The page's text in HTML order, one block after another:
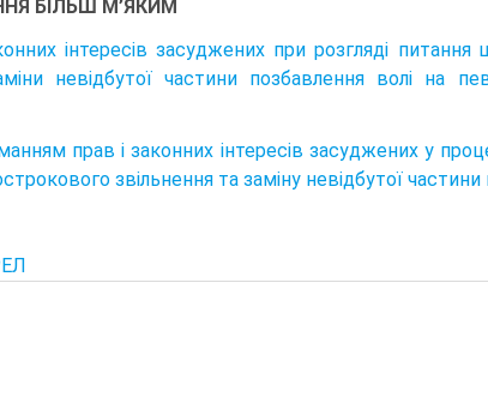
БІЛЬШ М’ЯКИМ
інтересів засуджених при розгляді
невідбутої частини позбавлення волі на
прав і законних інтересів засуджених у
звільнення та заміну невідбутої